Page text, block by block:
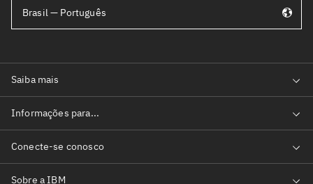
Brasil — Português